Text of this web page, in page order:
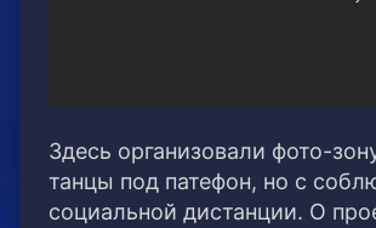
Здесь организовали фото-
танцы под патефон, но с
социальной дистанции. О